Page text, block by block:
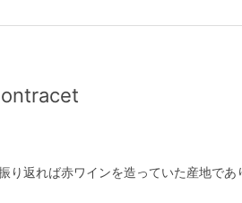
返れば赤ワインを造っていた産地で